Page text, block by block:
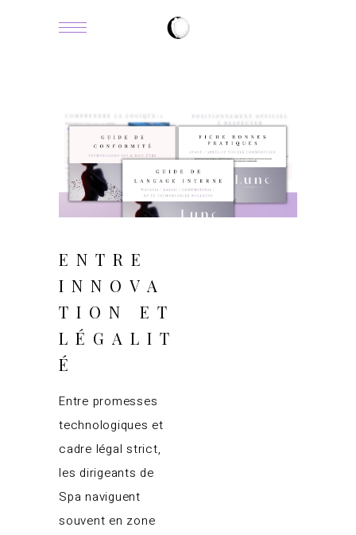
janvier 19, 2026
ENTRE
INNOVA
TION ET
LÉGALIT
É
Entre promesses
technologiques et
cadre légal strict,
les dirigeants de
Spa naviguent
souvent en zone